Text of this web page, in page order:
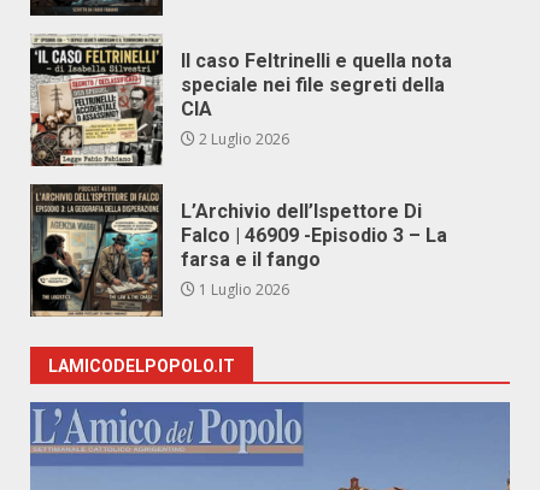
Il caso Feltrinelli e quella nota
speciale nei file segreti della
CIA
2 Luglio 2026
L’Archivio dell’Ispettore Di
Falco | 46909 -Episodio 3 – La
farsa e il fango
1 Luglio 2026
LAMICODELPOPOLO.IT